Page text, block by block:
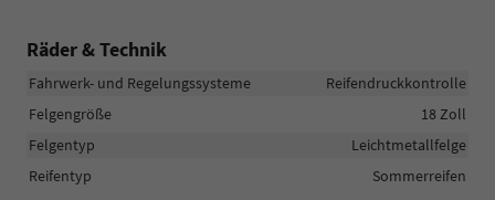
Räder & Technik
Fahrwerk- und Regelungssysteme
Reifendruckkontrolle
Felgengröße
18 Zoll
Felgentyp
Leichtmetallfelge
Reifentyp
Sommerreifen